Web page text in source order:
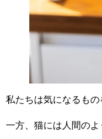
私たちは気になるもの
一方、猫には人間のよ